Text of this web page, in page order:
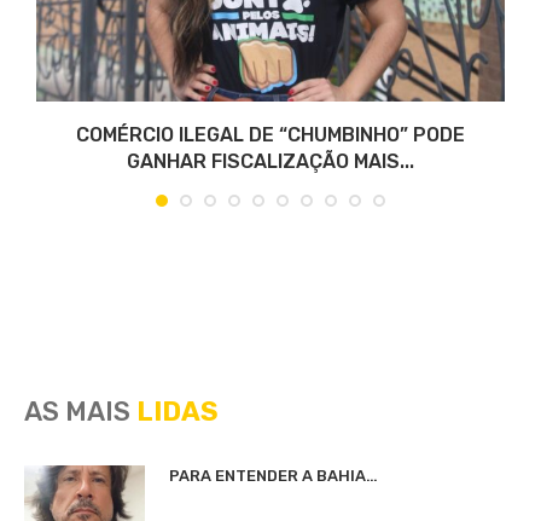
COMÉRCIO ILEGAL DE “CHUMBINHO” PODE
GANHAR FISCALIZAÇÃO MAIS...
AS MAIS LIDAS
PARA ENTENDER A BAHIA…